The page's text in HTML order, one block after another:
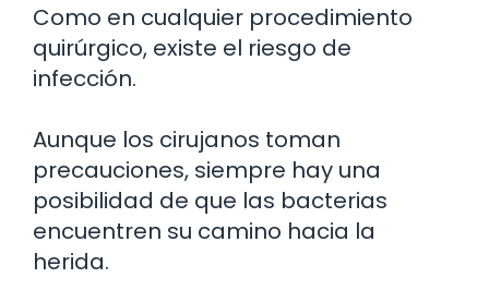
Como en cualquier procedimiento
quirúrgico, existe el riesgo de
infección.
Aunque los cirujanos toman
precauciones, siempre hay una
posibilidad de que las bacterias
encuentren su camino hacia la
herida.